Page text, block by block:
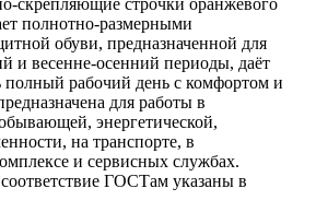
скрепляющие строчки оранжевого
полнотно-размерными
обуви, предназначенной для
и весенне-осенний периоды, даёт
полный рабочий день с комфортом и
для работы в
энергетической,
на транспорте, в
и сервисных службах.
ГОСТам указаны в